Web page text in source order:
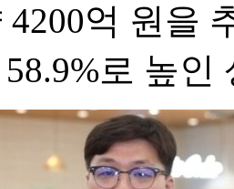
4200억 원을
로 높인